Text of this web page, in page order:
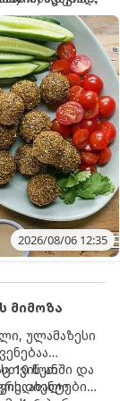
დაიშალოს.
ბურთულა
2026/08/06 12:35
მიმოზა
ულამაზესი
ან
ახალი
10 წუთში და